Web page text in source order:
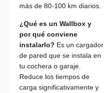
más de 80-100 km diarios.
¿Qué es un Wallbox y
por qué conviene
instalarlo? Es un cargador
de pared que se instala en
tu cochera o garaje.
Reduce los tiempos de
carga significativamente y